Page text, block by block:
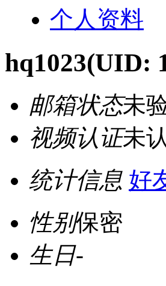
个人资料
hq1023(UID:
邮箱状态未
视频认证未
统计信息 好
性别保密
生日-